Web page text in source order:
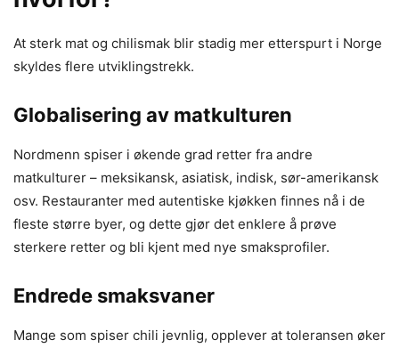
At sterk mat og chilismak blir stadig mer etterspurt i Norge
skyldes flere utviklingstrekk.
Globalisering av matkulturen
Nordmenn spiser i økende grad retter fra andre
matkulturer – meksikansk, asiatisk, indisk, sør-amerikansk
osv. Restauranter med autentiske kjøkken finnes nå i de
fleste større byer, og dette gjør det enklere å prøve
sterkere retter og bli kjent med nye smaksprofiler.
Endrede smaksvaner
Mange som spiser chili jevnlig, opplever at toleransen øker